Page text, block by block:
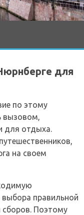
для
по этому
вызовом,
для отдыха.
на своем
правильной
сборов. Поэтому